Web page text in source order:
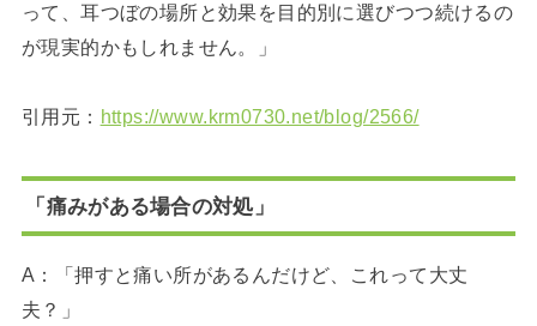
って、耳つぼの場所と効果を目的別に選びつつ続けるの
が現実的かもしれません。」
引用元： https://www.krm0730.net/blog/2566/
「痛みがある場合の対処」
A：「押すと痛い所があるんだけど、これって大丈
夫？」